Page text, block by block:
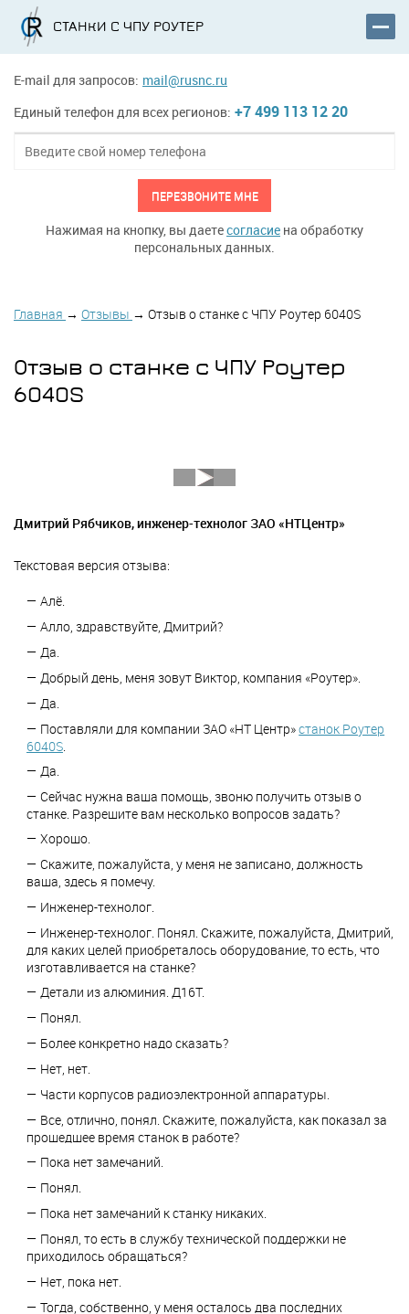
СТАНКИ С ЧПУ РОУТЕР
E-mail для запросов: mail@rusnc.ru
Единый телефон для всех регионов: +7 499 113 12 20
ПЕРЕЗВОНИТЕ МНЕ
Нажимая на кнопку, вы даетесогласие на обработку
персональных данных.
Главная → Отзывы → Отзыв о станке с ЧПУ Роутер 6040S
Отзыв о станке с ЧПУ Роутер
6040S
Дмитрий Рябчиков, инженер-технолог ЗАО «НТЦентр»
Текстовая версия отзыва:
Алё.
Алло, здравствуйте, Дмитрий?
Да.
Добрый день, меня зовут Виктор, компания «Роутер».
Да.
Поставляли для компании ЗАО «НТ Центр»станок Роутер
6040S
Да.
Сейчас нужна ваша помощь, звоню получить отзыв о
станке. Разрешите вам несколько вопросов задать?
Хорошо.
Скажите, пожалуйста, у меня не записано, должность
ваша, здесь я помечу.
Инженер-технолог.
Инженер-технолог. Понял. Скажите, пожалуйста, Дмитрий,
для каких целей приобреталось оборудование, то есть, что
изготавливается на станке?
Детали из алюминия. Д16Т.
Понял.
Более конкретно надо сказать?
Нет, нет.
Части корпусов радиоэлектронной аппаратуры.
Все, отлично, понял. Скажите, пожалуйста, как показал за
прошедшее время станок в работе?
Пока нет замечаний.
Понял.
Пока нет замечаний к станку никаких.
Понял, то есть в службу технической поддержки не
приходилось обращаться?
Нет, пока нет.
Тогда, собственно, у меня осталось два последних